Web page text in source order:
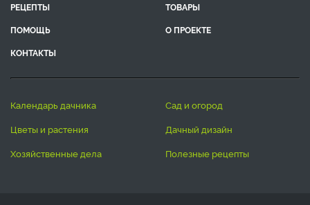
РЕЦЕПТЫ
ТОВАРЫ
ПОМОЩЬ
О ПРОЕКТЕ
КОНТАКТЫ
календарь дачника
сад и огород
цветы и растения
дачный дизайн
хозяйственные дела
полезные рецепты